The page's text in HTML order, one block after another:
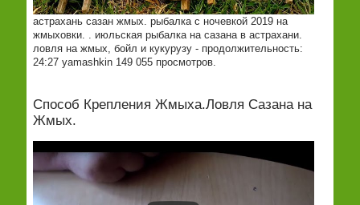
астрахань сазан жмых. рыбалка с ночевкой 2019 на
жмыховки. . июльская рыбалка на сазана в астрахани.
ловля на жмых, бойл и кукурузу - продолжительность:
24:27 yamashkin 149 055 просмотров.
Способ Крепления Жмыха.Ловля Сазана на
Жмых.